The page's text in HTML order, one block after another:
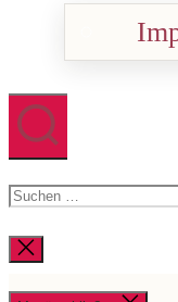
Suchen
nach:
Suche
schließen